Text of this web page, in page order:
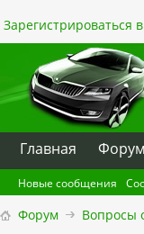
Зарегистрироваться
Главная Форум
Новые сообщения
Форум Вопросы